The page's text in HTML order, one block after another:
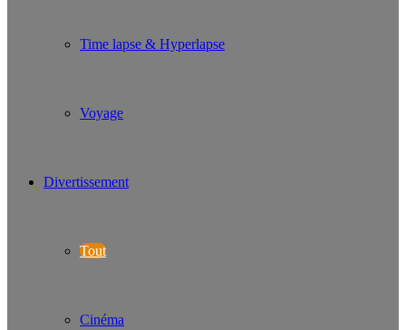
Time lapse & Hyperlapse
Voyage
Divertissement
Tout
Cinéma